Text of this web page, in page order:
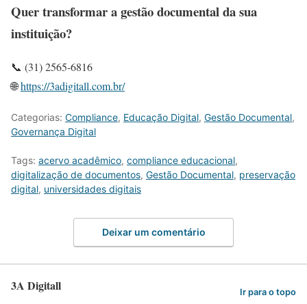
Quer transformar a gestão documental da sua
instituição?
📞 (31) 2565-6816
🌐https://3adigitall.com.br/
Categorias: Compliance, Educação Digital, Gestão Documental,
Governança Digital
Tags: acervo acadêmico, compliance educacional,
digitalização de documentos, Gestão Documental, preservação
digital, universidades digitais
Deixar um comentário
3A Digitall Ir para o topo